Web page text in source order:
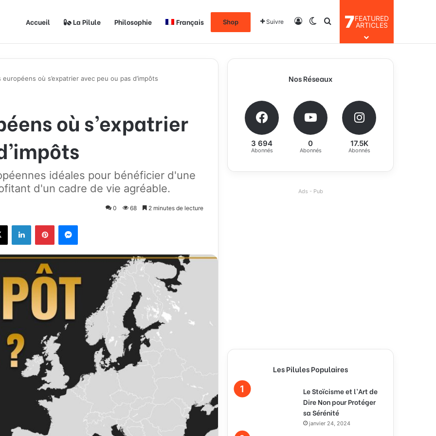
Accueil La Pilule Philosophie Français Shop Suivre ConnexionSwitch skin
Rechercher
7FEATURED
ARTICLES
européens où s’expatrier avec peu ou pas d’impôts
où s’expatrier
idéales pour bénéficier d'une
d'un cadre de vie agréable.
0 68 2 minutes de lecture
Nos Réseaux
3 694
Abonnés
0
Abonnés
17.5K
Abonnés
Ads - Pub
Les Pilules Populaires
Le Stoïcisme et l’Art de
Dire Non pour Protéger
sa Sérénité
janvier 24, 2024